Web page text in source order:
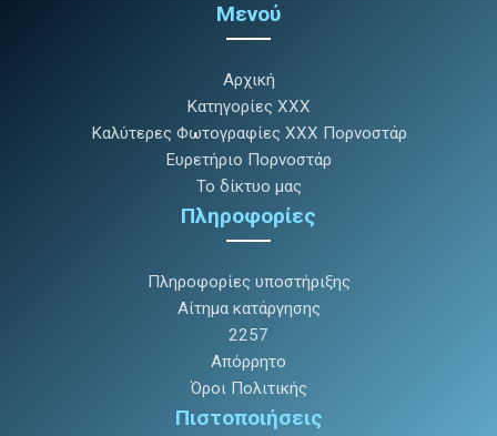
Μενού
Αρχική
Κατηγορίες XXX
Καλύτερες Φωτογραφίες XXX Πορνοστάρ
Ευρετήριο Πορνοστάρ
Το δίκτυο μας
Πληροφορίες
Πληροφορίες υποστήριξης
Αίτημα κατάργησης
2257
Απόρρητο
Όροι Πολιτικής
Πιστοποιήσεις